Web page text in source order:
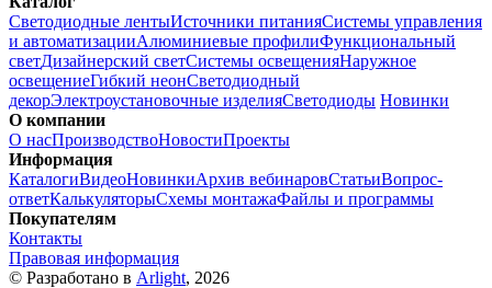
Светодиодные лентыИсточники питанияСистемы управления
и автоматизацииАлюминиевые профилиФункциональный
светДизайнерский светСистемы освещенияНаружное
освещениеГибкий неонСветодиодный
декорЭлектроустановочные изделияСветодиоды Новинки
О компании
О насПроизводствоНовостиПроекты
Информация
КаталогиВидеоНовинкиАрхив вебинаровСтатьиВопрос-
ответКалькуляторыСхемы монтажаФайлы и программы
Покупателям
Контакты
Правовая информация
© Разработано в Arlight, 2026